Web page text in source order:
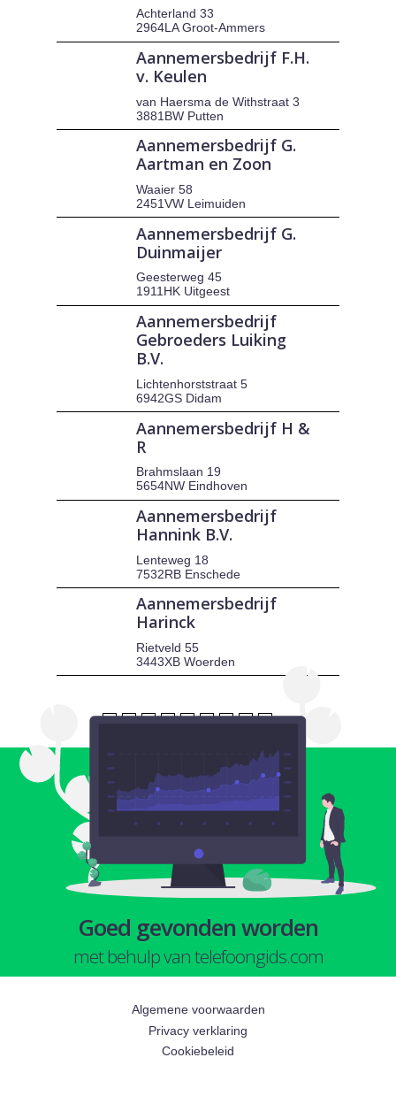
Achterland 33
2964LA Groot-Ammers
Aannemersbedrijf F.H.
v. Keulen
van Haersma de Withstraat 3
3881BW Putten
Aannemersbedrijf G.
Aartman en Zoon
Waaier 58
2451VW Leimuiden
Aannemersbedrijf G.
Duinmaijer
Geesterweg 45
1911HK Uitgeest
Aannemersbedrijf
Gebroeders Luiking
B.V.
Lichtenhorststraat 5
6942GS Didam
Aannemersbedrijf H &
R
Brahmslaan 19
5654NW Eindhoven
Aannemersbedrijf
Hannink B.V.
Lenteweg 18
7532RB Enschede
Aannemersbedrijf
Harinck
Rietveld 55
3443XB Woerden
volgende
Goed gevonden worden
met behulp van telefoongids.com
Algemene voorwaarden
Privacy verklaring
Cookiebeleid